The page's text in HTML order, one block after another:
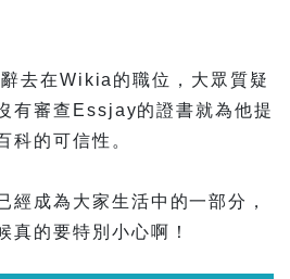
去在Wikia的職位，大眾質疑
有審查Essjay的證書就為他提
科的可信性。
經成為大家生活中的一部分，
真的要特別小心啊！